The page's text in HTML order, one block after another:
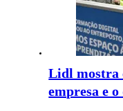
Lidl mostra
empresa e o